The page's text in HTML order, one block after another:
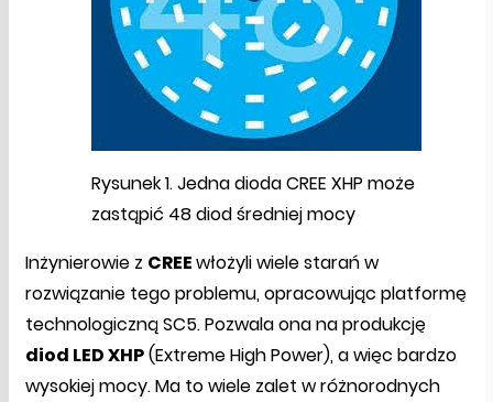
Rysunek 1. Jedna dioda CREE XHP może
zastąpić 48 diod średniej mocy
Inżynierowie z CREEwłożyli wiele starań w
rozwiązanie tego problemu, opracowując platformę
technologiczną SC5. Pozwala ona na produkcję
diod LED XHP(Extreme High Power), a więc bardzo
wysokiej mocy. Ma to wiele zalet w różnorodnych